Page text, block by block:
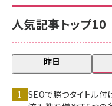
人気記事トップ10
昨日
SEOで勝つタイトル付